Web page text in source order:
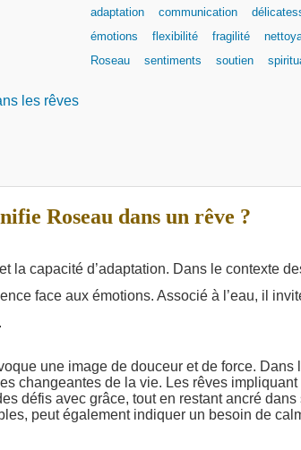
les rêves
adaptation communication
émotions
flexibilité fragilité
Roseau
sentiments soutien
Roseau dans un rêve ?
la capacité d’adaptation. Dans le contexte
face aux émotions. Associé à l’eau, il
une image de douceur et de force. Dans
changeantes de la vie. Les rêves
défis avec grâce, tout en restant ancré
peut également indiquer un besoin de